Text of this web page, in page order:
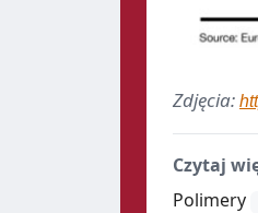
Zdjęcia:
Czytaj
Polimery